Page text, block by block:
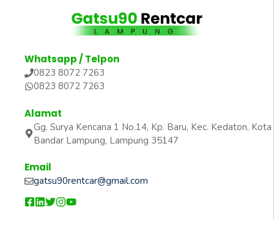
Whatsapp / Telpon
0823 8072 7263
0823 8072 7263
Alamat
Gg. Surya Kencana 1 No.14, Kp. Baru, Kec. Kedaton, Kota
Bandar Lampung, Lampung 35147
Email
gatsu90rentcar@gmail.com